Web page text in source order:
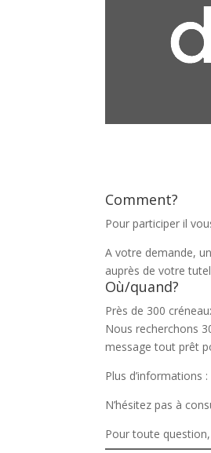
Comment?
Pour participer il
A votre demande,
auprès de votre
Où/quand?
Près de 300
Nous recherchons
message tout prêt
Plus d’informations :
N’hésitez pas à
Pour toute question,